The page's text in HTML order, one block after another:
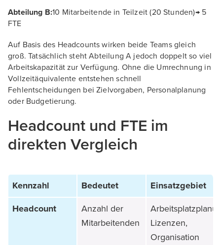
Abteilung B:10 Mitarbeitende in Teilzeit (20 Stunden)→ 5
FTE
Auf Basis des Headcounts wirken beide Teams gleich
groß. Tatsächlich steht Abteilung A jedoch doppelt so viel
Arbeitskapazität zur Verfügung. Ohne die Umrechnung in
Vollzeitäquivalente entstehen schnell
Fehlentscheidungen bei Zielvorgaben, Personalplanung
oder Budgetierung.
Headcount und FTE im
direkten Vergleich
Kennzahl Bedeutet Einsatzgebiet
Headcount
Anzahl der
Mitarbeitenden
Lizenzen,
Organisation